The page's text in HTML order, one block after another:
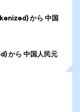
から 中国
から 中国人民元